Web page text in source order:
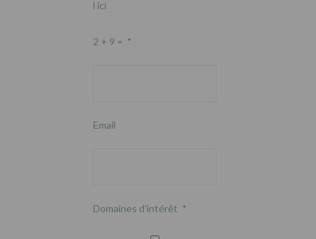
l ici
2 + 9 = *
Email
Domaines d'intérêt *